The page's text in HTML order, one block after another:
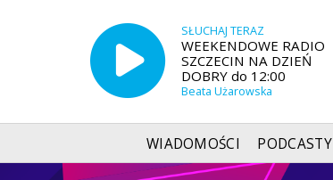
SŁUCHAJ TERAZ
WEEKENDOWE RADIO
SZCZECIN NA DZIEŃ
DOBRY do 12:00
Beata Użarowska
WIADOMOŚCI PODCASTY